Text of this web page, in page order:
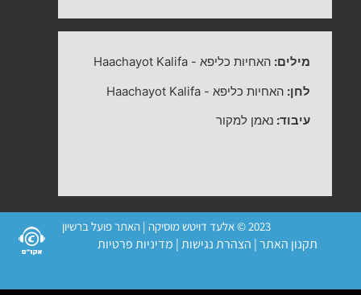
מילים: האחיות כליפא -
Haachayot Kalifa
לחן: האחיות כליפא -
Haachayot Kalifa
עיבוד: נאמן למקור
2023 © אלעד דויטש מוסיקה | האתר פועל ברשיון
תקנון האתר| הצהרת נגישות| מדיניות פרטיות